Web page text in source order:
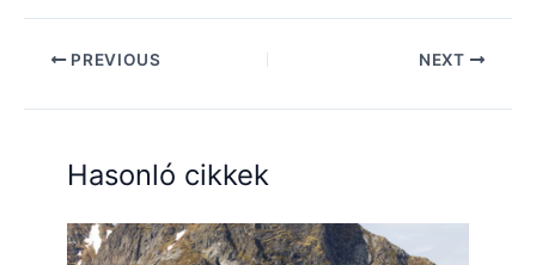
PREVIOUS NEXT
Hasonló cikkek